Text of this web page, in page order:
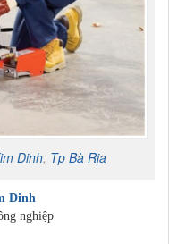
Dinh, Tp Bà Rịa
Dinh
nghiệp